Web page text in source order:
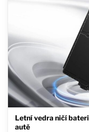
Letní vedra ničí
autě